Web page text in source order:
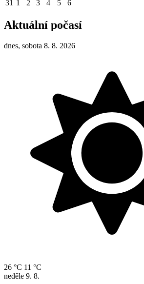
31 1 2 3 4 5 6
Aktuální počasí
dnes, sobota 8. 8. 2026
26 °C 11 °C
neděle 9. 8.